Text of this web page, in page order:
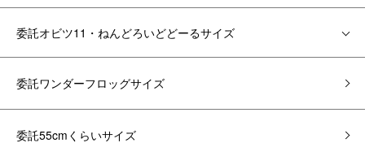
委託オビツ11・ねんどろいどどーるサイズ
委託ワンダーフロッグサイズ
委託55cmくらいサイズ